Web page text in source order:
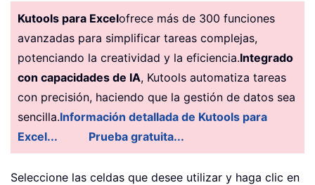
Kutools para Excelofrece más de 300 funciones
avanzadas para simplificar tareas complejas,
potenciando la creatividad y la eficiencia.Integrado
con capacidades de IA, Kutools automatiza tareas
con precisión, haciendo que la gestión de datos sea
sencilla.Información detallada de Kutools para
Excel...
Prueba gratuita...
Seleccione las celdas que desee utilizar y haga clic en